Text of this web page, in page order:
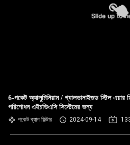
6-পকেট অ্যালুমিনিয়াম / গ্যালভানাইজড স্টিল এয়ার
পরিশোধন এইচভিএসি সিস্টেমের জন্য
পকেট ব্যাগ ফিল্টার 2024-09-14